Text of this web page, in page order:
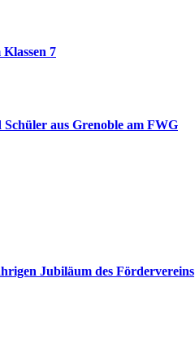
7
aus Grenoble am FWG
Jubiläum des Fördervereins